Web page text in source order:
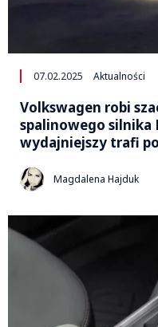
07.02.2025 Aktualności
Volkswagen robi
spalinowego silnika
wydajniejszy trafi
Magdalena Hajduk